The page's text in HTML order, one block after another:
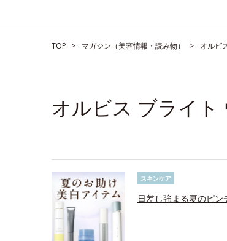
TOP マガジン（美容情報・読み物） オルビ
オルビス ブライ
スキンケア
日差し強まる夏のピ